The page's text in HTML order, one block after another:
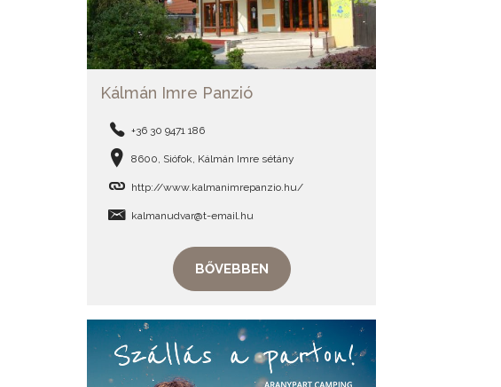
Kálmán Imre Panzió
+36 30 9471 186
8600, Siófok, Kálmán Imre sétány
http://www.kalmanimrepanzio.hu/
kalmanudvar@t-email.hu
BŐVEBBEN